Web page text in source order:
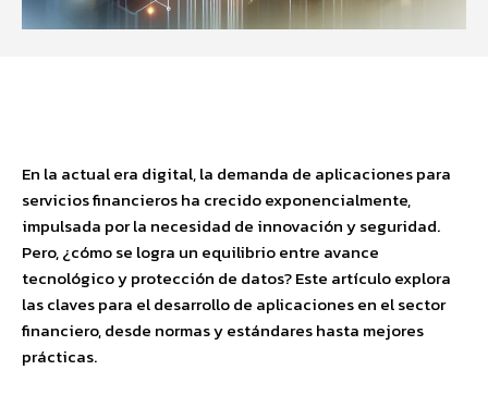
En la actual era digital, la demanda de aplicaciones para
servicios financieros ha crecido exponencialmente,
impulsada por la necesidad de innovación y seguridad.
Pero, ¿cómo se logra un equilibrio entre avance
tecnológico y protección de datos? Este artículo explora
las claves para el desarrollo de aplicaciones en el sector
financiero, desde normas y estándares hasta mejores
prácticas.